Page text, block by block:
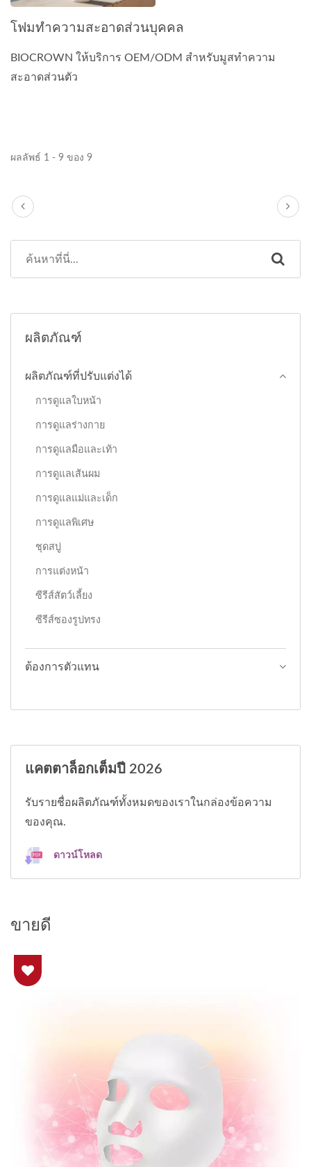
โฟมทำความสะอาดส่วนบุคคล
BIOCROWN ให้บริการ OEM/ODM สำหรับมูสทำความ
สะอาดส่วนตัว
ผลลัพธ์ 1 - 9 ของ 9
ผลิตภัณฑ์
ผลิตภัณฑ์ที่ปรับแต่งได้
การดูแลใบหน้า
การดูแลร่างกาย
การดูแลมือและเท้า
การดูแลเส้นผม
การดูแลแม่และเด็ก
การดูแลพิเศษ
ชุดสบู่
การแต่งหน้า
ซีรีส์สัตว์เลี้ยง
ซีรีส์ซองรูปทรง
ต้องการตัวแทน
แคตตาล็อกเต็มปี 2026
รับรายชื่อผลิตภัณฑ์ทั้งหมดของเราในกล่องข้อความ
ของคุณ.
ดาวน์โหลด
ขายดี